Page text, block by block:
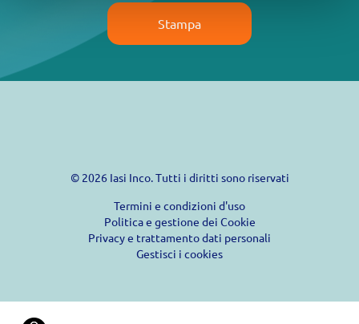
Stampa
© 2026 Iasi Inco. Tutti i diritti sono riservati
Termini e condizioni d'uso
Politica e gestione dei Cookie
Privacy e trattamento dati personali
Gestisci i cookies